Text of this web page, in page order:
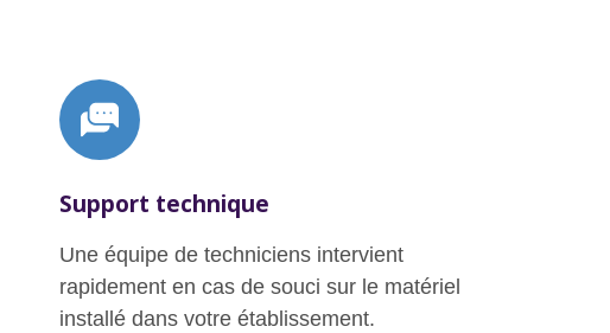
Support technique
Une équipe de techniciens intervient
rapidement en cas de souci sur le matériel
installé dans votre établissement.